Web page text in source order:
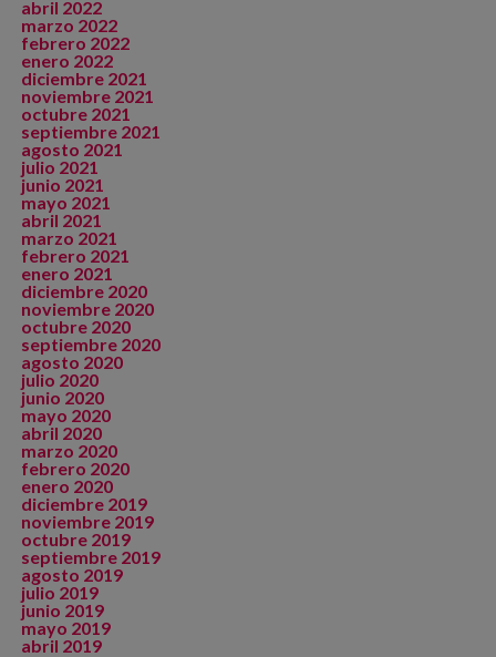
abril 2022
marzo 2022
febrero 2022
enero 2022
diciembre 2021
noviembre 2021
octubre 2021
septiembre 2021
agosto 2021
julio 2021
junio 2021
mayo 2021
abril 2021
marzo 2021
febrero 2021
enero 2021
diciembre 2020
noviembre 2020
octubre 2020
septiembre 2020
agosto 2020
julio 2020
junio 2020
mayo 2020
abril 2020
marzo 2020
febrero 2020
enero 2020
diciembre 2019
noviembre 2019
octubre 2019
septiembre 2019
agosto 2019
julio 2019
junio 2019
mayo 2019
abril 2019